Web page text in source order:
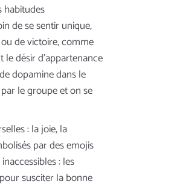
habitudes
de se sentir unique,
de victoire, comme
désir d’appartenance
dopamine dans le
le groupe et on se
: la joie, la
par des emojis
: les
susciter la bonne